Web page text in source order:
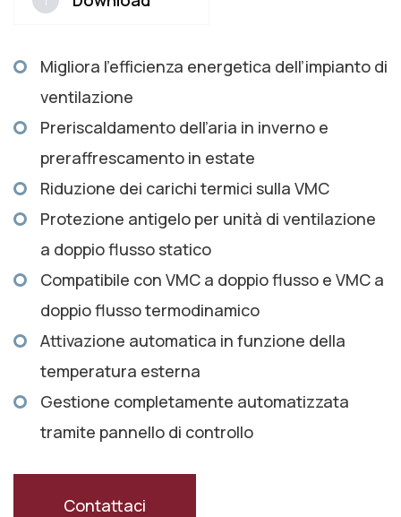
Migliora l’efficienza energetica dell’impianto di
ventilazione
Preriscaldamento dell’aria in inverno e
preraffrescamento in estate
Riduzione dei carichi termici sulla VMC
Protezione antigelo per unità di ventilazione
a doppio flusso statico
Compatibile con VMC a doppio flusso e VMC a
doppio flusso termodinamico
Attivazione automatica in funzione della
temperatura esterna
Gestione completamente automatizzata
tramite pannello di controllo
Contattaci